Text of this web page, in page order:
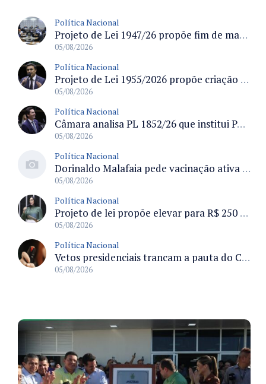
Política Nacional
Projeto de Lei 1947/26 propõe fim de margens para cartão de crédito e consignado do INSS
05/08/2026
Política Nacional
Projeto de Lei 1955/2026 propõe criação de geração livre de fumo ao restringir venda de vapes a nascidos desde 1º de janeiro de 2009
05/08/2026
Política Nacional
Câmara analisa PL 1852/26 que institui Política Nacional de Gestão de Desempenho e Eficiência para servidores públicos
05/08/2026
Política Nacional
Dorinaldo Malafaia pede vacinação ativa ao Ministério da Saúde para reverter queda na cobertura vacinal no Brasil
05/08/2026
Política Nacional
Projeto de lei propõe elevar para R$ 250 mil limite de isenção do IPI para pessoas com deficiência e autismo
05/08/2026
Política Nacional
Vetos presidenciais trancam a pauta do Congresso com 87 itens pendentes e incluem trechos do Orçamento de 2026
05/08/2026